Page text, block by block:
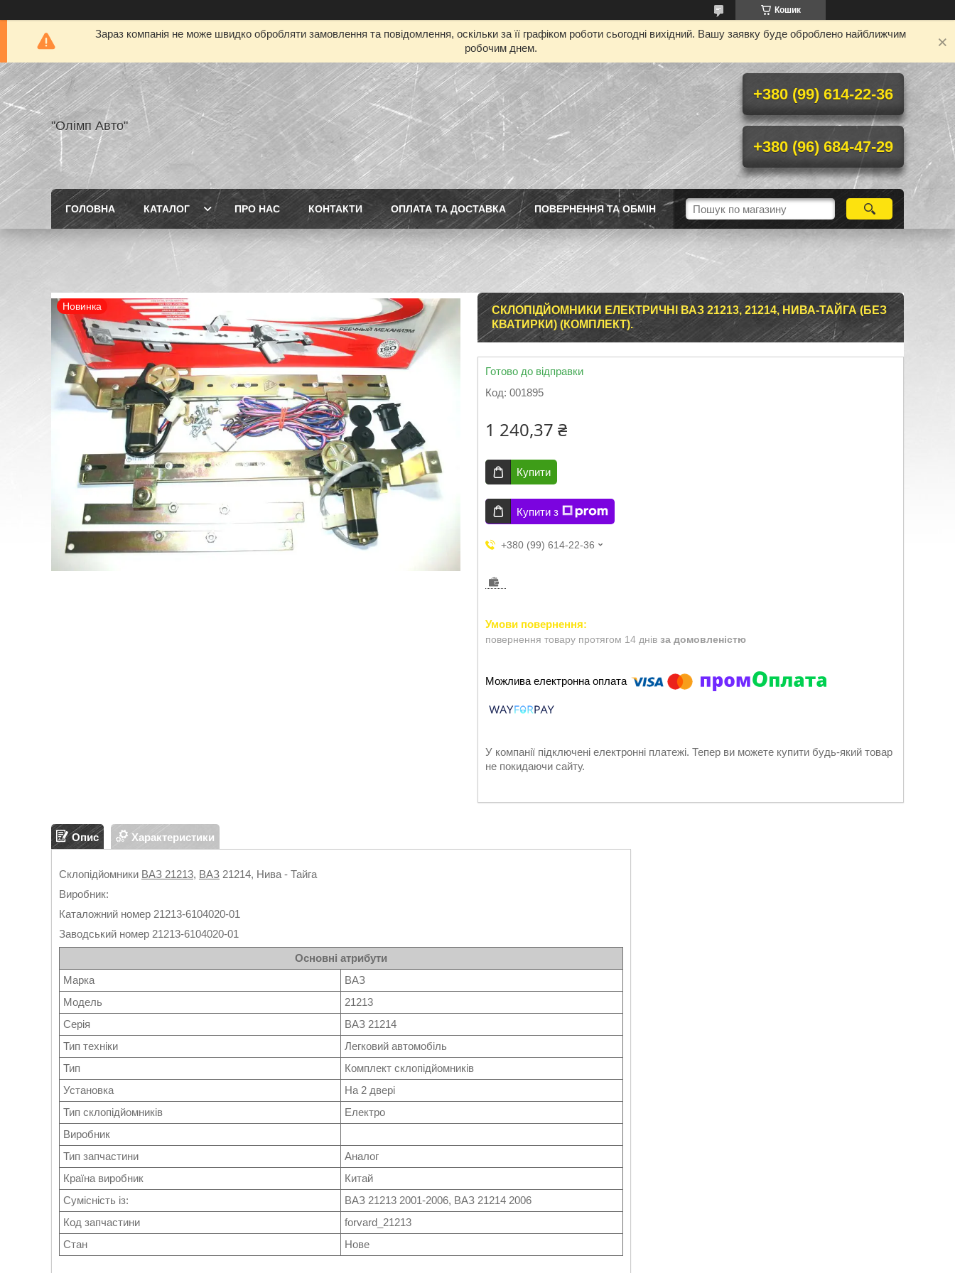
Кошик
Зараз компанія не може швидко обробляти замовлення та повідомлення, оскільки за її графіком роботи сьогодні вихідний. Вашу заявку буде оброблено найближчим
робочим днем.
"Олімп Авто"
+380 (99) 614-22-36
+380 (96) 684-47-29
ГОЛОВНА КАТАЛОГ ПРО НАС КОНТАКТИ ОПЛАТА ТА ДОСТАВКА ПОВЕРНЕННЯ ТА ОБМІН
Новинка
СКЛОПІДЙОМНИКИ ЕЛЕКТРИЧНІ ВАЗ 21213, 21214, НИВА-ТАЙГА (БЕЗ
КВАТИРКИ) (КОМПЛЕКТ).
Готово до відправки
Код: 001895
1 240,37 ₴
Купити
Купити з
+380 (99) 614-22-36
повернення товару протягом 14 днів за домовленістю
У компанії підключені електронні платежі. Тепер ви можете купити будь-який товар
не покидаючи сайту.
Опис Характеристики
Склопідйомники ВАЗ 21213, ВАЗ 21214, Нива - Тайга
Виробник:
Каталожний номер 21213-6104020-01
Заводський номер 21213-6104020-01
Основні атрибути
Марка
ВАЗ
Модель
21213
Серія
ВАЗ 21214
Тип техніки
Легковий автомобіль
Тип
Комплект склопідйомників
Установка
На 2 двері
Тип склопідйомників
Електро
Виробник
Тип запчастини
Аналог
Країна виробник
Китай
Сумісність із:
ВАЗ 21213 2001-2006, ВАЗ 21214 2006
Код запчастини
forvard_21213
Стан
Нове